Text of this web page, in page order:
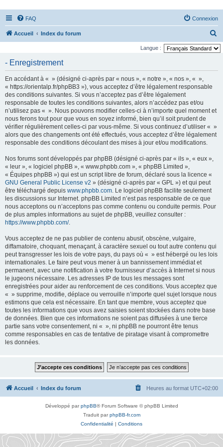
FAQ Connexion
Accueil Index du forum
e
Langue :
- Enregistrement
En accédant à « » (désigné ci-après par « nous », « notre », « nos », « »,
« https://orientalp.fr/phpBB3 »), vous acceptez d’être légalement responsable
des conditions suivantes. Si vous n’acceptez pas d’être légalement
responsable de toutes les conditions suivantes, alors n’accédez pas et/ou
n’utilisez pas « ». Nous pouvons modifier celles-ci à n’importe quel moment et
nous ferons tout pour que vous en soyez informé, bien qu’il soit prudent de
vérifier régulièrement celles-ci par vous-même. Si vous continuez d’utiliser « »
alors que des changements ont été effectués, vous acceptez d’être légalement
responsable des conditions découlant des mises à jour et/ou modifications.
Nos forums sont développés par phpBB (désigné ci-après par « ils », « eux »,
« leur », « logiciel phpBB », « www.phpbb.com », « phpBB Limited »,
« Équipes phpBB ») qui est un script libre de forum, déclaré sous la licence «
GNU General Public License v2 » (désigné ci-après par « GPL ») et qui peut
être téléchargé depuis www.phpbb.com. Le logiciel phpBB facilite seulement
les discussions sur Internet. phpBB Limited n’est pas responsable de ce que
nous acceptons ou n’acceptons pas comme contenu ou conduite permis. Pour
de plus amples informations au sujet de phpBB, veuillez consulter :
https://www.phpbb.com/.
Vous acceptez de ne pas publier de contenu abusif, obscène, vulgaire,
diffamatoire, choquant, menaçant, à caractère sexuel ou tout autre contenu qui
peut transgresser les lois de votre pays, du pays où « » est hébergé ou les lois
internationales. Le faire peut vous mener à un bannissement immédiat et
permanent, avec une notification à votre fournisseur d’accès à Internet si nous
le jugeons nécessaire. Les adresses IP de tous les messages sont
enregistrées pour aider au renforcement de ces conditions. Vous acceptez que
« » supprime, modifie, déplace ou verrouille n’importe quel sujet lorsque nous
estimons que cela est nécessaire. En tant que membre, vous acceptez que
toutes les informations que vous avez saisies soient stockées dans notre base
de données. Bien que ces informations ne soient pas diffusées à une tierce
partie sans votre consentement, ni « », ni phpBB ne pourront être tenus
comme responsables en cas de tentative de piratage visant à compromettre
les données.
Accueil Index du forum Heures au format UTC+02:00
Développé parphpBB® Forum Software © phpBB Limited
Traduit parphpBB-fr.com
Confidentialité | Conditions